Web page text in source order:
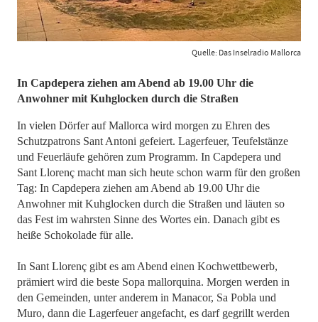
Quelle: Das Inselradio Mallorca
In Capdepera ziehen am Abend ab 19.00 Uhr die
Anwohner mit Kuhglocken durch die Straßen
In vielen Dörfer auf Mallorca wird morgen zu Ehren des
Schutzpatrons Sant Antoni gefeiert. Lagerfeuer, Teufelstänze
und Feuerläufe gehören zum Programm. In Capdepera und
Sant Llorenç macht man sich heute schon warm für den großen
Tag: In Capdepera ziehen am Abend ab 19.00 Uhr die
Anwohner mit Kuhglocken durch die Straßen und läuten so
das Fest im wahrsten Sinne des Wortes ein. Danach gibt es
heiße Schokolade für alle.
In Sant Llorenç gibt es am Abend einen Kochwettbewerb,
prämiert wird die beste Sopa mallorquina. Morgen werden in
den Gemeinden, unter anderem in Manacor, Sa Pobla und
Muro, dann die Lagerfeuer angefacht, es darf gegrillt werden